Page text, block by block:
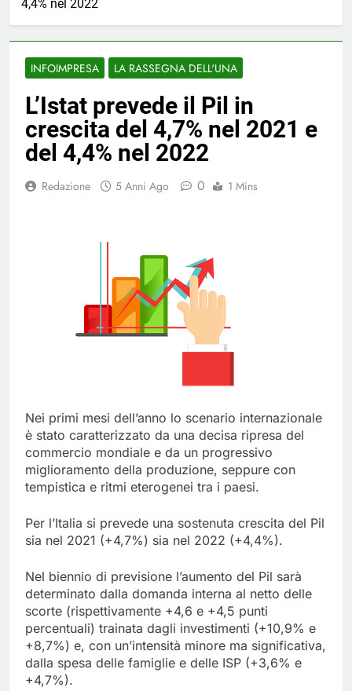
4,4% nel 2022
INFOIMPRESA LA RASSEGNA DELL'UNA
L’Istat prevede il Pil in
crescita del 4,7% nel 2021 e
del 4,4% nel 2022
Redazione 5 Anni Ago 0 1 Mins
Nei primi mesi dell’anno lo scenario internazionale
è stato caratterizzato da una decisa ripresa del
commercio mondiale e da un progressivo
miglioramento della produzione, seppure con
tempistica e ritmi eterogenei tra i paesi.
Per l’Italia si prevede una sostenuta crescita del Pil
sia nel 2021 (+4,7%) sia nel 2022 (+4,4%).
Nel biennio di previsione l’aumento del Pil sarà
determinato dalla domanda interna al netto delle
scorte (rispettivamente +4,6 e +4,5 punti
percentuali) trainata dagli investimenti (+10,9% e
+8,7%) e, con un’intensità minore ma significativa,
dalla spesa delle famiglie e delle ISP (+3,6% e
+4,7%).